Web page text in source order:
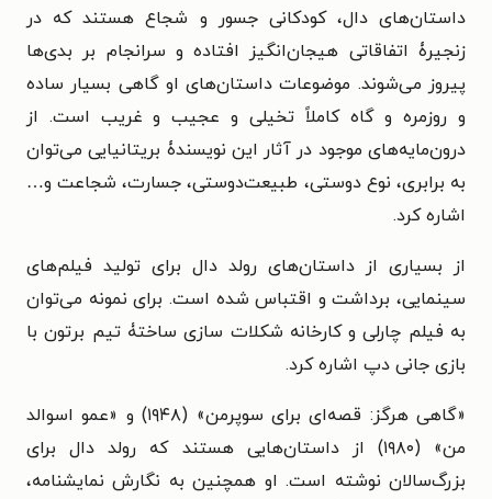
داستان‌های دال، کودکانی جسور و شجاع هستند که در
زنجیرۀ اتفاقاتی هیجان‌انگیز افتاده و سرانجام بر بدی‌ها
پیروز می‌شوند. موضوعات داستان‌های او گاهی بسیار ساده
و روزمره و گاه کاملاً تخیلی و عجیب و غریب است. از
درون‌مایه‌های موجود در آثار این نویسندۀ بریتانیایی می‌توان
به برابری، نوع دوستی، طبیعت‌دوستی، جسارت، شجاعت و…
اشاره کرد.
از بسیاری از داستان‌های رولد دال برای تولید فیلم‌های
سینمایی، برداشت و اقتباس شده است. برای نمونه می‌توان
به فیلم چارلی و کارخانه شکلات سازی ساختۀ تیم برتون با
بازی جانی دپ اشاره کرد.
«گاهی هرگز: قصه‌ای برای سوپرمن» (۱۹۴۸) و «عمو اسوالد
من» (۱۹۸۰) از داستان‌هایی هستند که رولد دال برای
بزرگ‌سالان نوشته است. او همچنین به نگارش نمایشنامه،